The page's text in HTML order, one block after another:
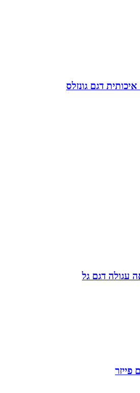
דגם גונזלס
עגולה דגם גל
פייזר